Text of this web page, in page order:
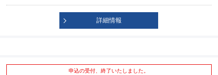
詳細情報
申込の受付、終了いたしました。